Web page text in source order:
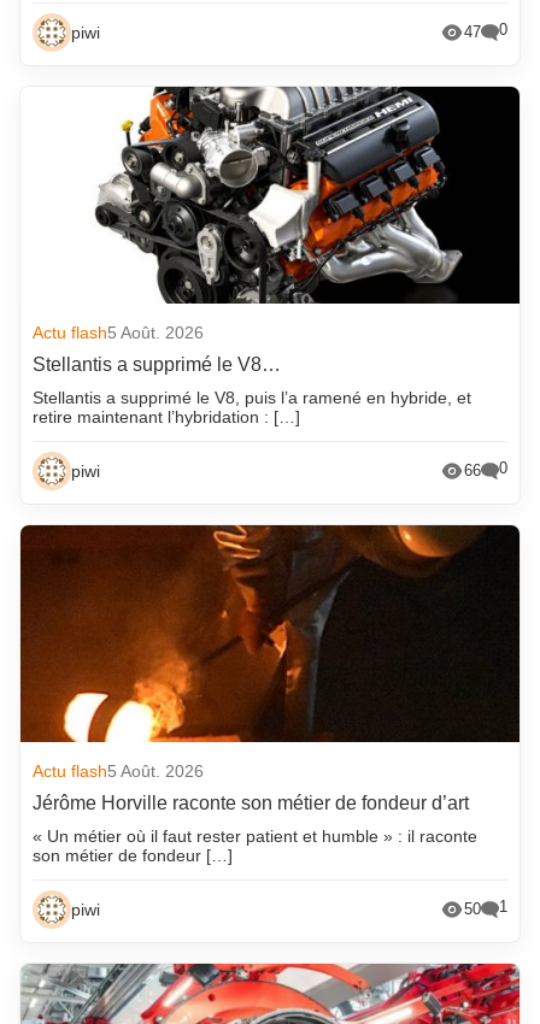
piwi 47 0
Actu flash5 Août. 2026
Stellantis a supprimé le V8…
Stellantis a supprimé le V8, puis l’a ramené en hybride, et
retire maintenant l’hybridation : […]
piwi 66 0
Actu flash5 Août. 2026
Jérôme Horville raconte son métier de fondeur d’art
« Un métier où il faut rester patient et humble » : il raconte
son métier de fondeur […]
piwi 50 1